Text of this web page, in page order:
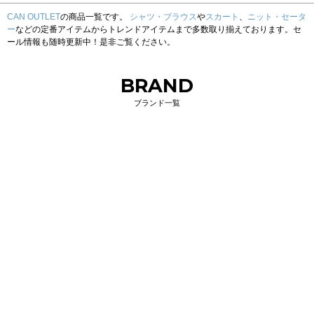
CAN OUTLETの商品一覧です。 シャツ・ブラウスやスカート
ニット・セータ
ーなどの定番アイテムからトレンドアイテムまで多数取り揃えております。セ
ール情報も随時更新中！是非ご覧ください。
BRAND
ブランド一覧